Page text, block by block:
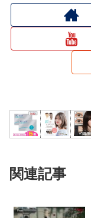
関連記事